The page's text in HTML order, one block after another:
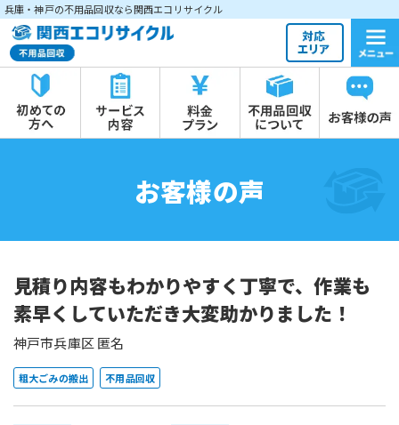
兵庫・神戸の不用品回収なら関西エコリサイクル
お客様の声
見積り内容もわかりやすく丁寧で、作業も
素早くしていただき大変助かりました！
神戸市兵庫区 匿名
粗大ごみの搬出 不用品回収